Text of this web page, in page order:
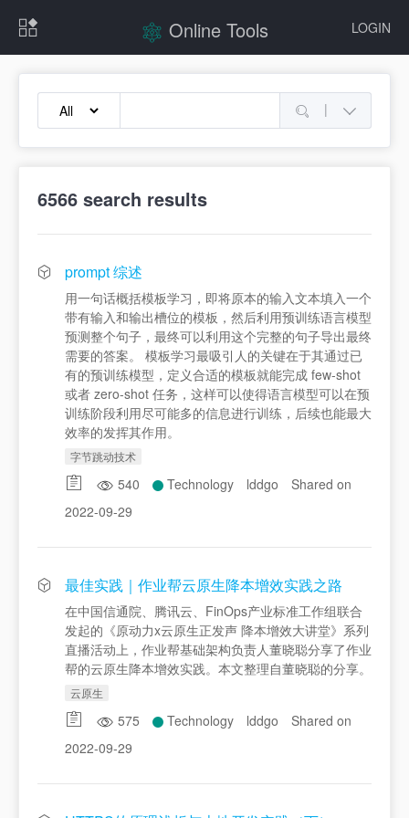
LOGIN
Online Tools
|
6566 search results
prompt 综述
用一句话概括模板学习，即将原本的输入文本填入一个
带有输入和输出槽位的模板，然后利用预训练语言模型
预测整个句子，最终可以利用这个完整的句子导出最终
需要的答案。 模板学习最吸引人的关键在于其通过已
有的预训练模型，定义合适的模板就能完成 few-shot
或者 zero-shot 任务，这样可以使得语言模型可以在预
训练阶段利用尽可能多的信息进行训练，后续也能最大
效率的发挥其作用。
字节跳动技术
540 Technology lddgo
Shared on
2022-09-29
最佳实践｜作业帮云原生降本增效实践之路
在中国信通院、腾讯云、FinOps产业标准工作组联合
发起的《原动力x云原生正发声 降本增效大讲堂》系列
直播活动上，作业帮基础架构负责人董晓聪分享了作业
帮的云原生降本增效实践。本文整理自董晓聪的分享。
云原生
575 Technology lddgo
Shared on
2022-09-29